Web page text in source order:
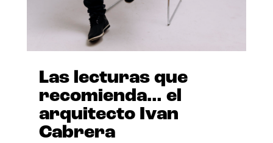
Las lecturas que
recomienda… el
arquitecto Ivan
Cabrera